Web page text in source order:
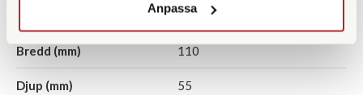
Anpassa
116
Bredd (mm) 110
Djup (mm) 55